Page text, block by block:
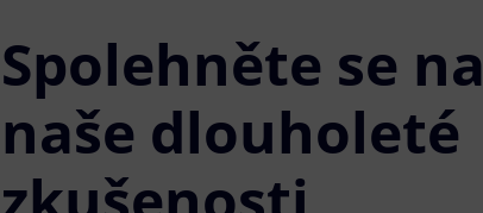
Spolehněte se na
naše dlouholeté